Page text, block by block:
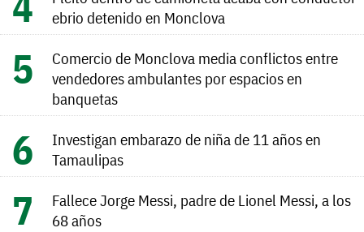
ebrio detenido en Monclova
Comercio de Monclova media conflictos entre
vendedores ambulantes por espacios en
banquetas
Investigan embarazo de niña de 11 años en
Tamaulipas
Fallece Jorge Messi, padre de Lionel Messi, a los
68 años